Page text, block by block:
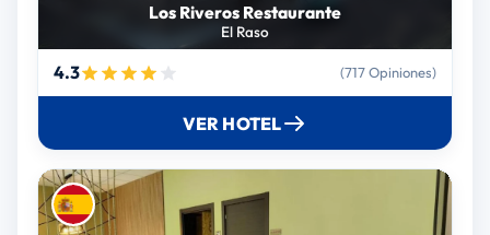
Los Riveros Restaurante
El Raso
4.3 (717 Opiniones)
VER HOTEL